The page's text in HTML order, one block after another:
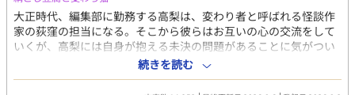
男に『俺が絶対に幸せにします！』と叫ぶ男、 不憫な子を不埒な
輩から保護していたつもりが、いつの間にか本気になっていた二
児の子持ち男、 頭も尻も軽い性欲に忠実な男と、ゆるい態度で接
しながらも相手を絶対に逃がす気のない男、等 新たな属性のCP達
もお楽しみいただけます。 ◆◆◆ 作品傾向としては、じれじれと
もだもだと切なさ満載でコメディ色強めです。 笑いあり涙ありバ
大正時代、編集部に勤務する高梨は、変わり者と呼ばれる怪談作
家の荻窪の担当になる。そこから彼らはお互いの心の交流をして
いくが、高梨には自身が抱える未決の問題があることに気がつい
て行く。荻窪に手を伸ばせない高梨と高梨を拒み切れない荻窪
の、そんな二人のお話です。 大正浪漫奇譚-二人の外で、世界は静
かに遠ざかる-の高梨視点＆その後のお話になります。 こちらのみ
続きを読む